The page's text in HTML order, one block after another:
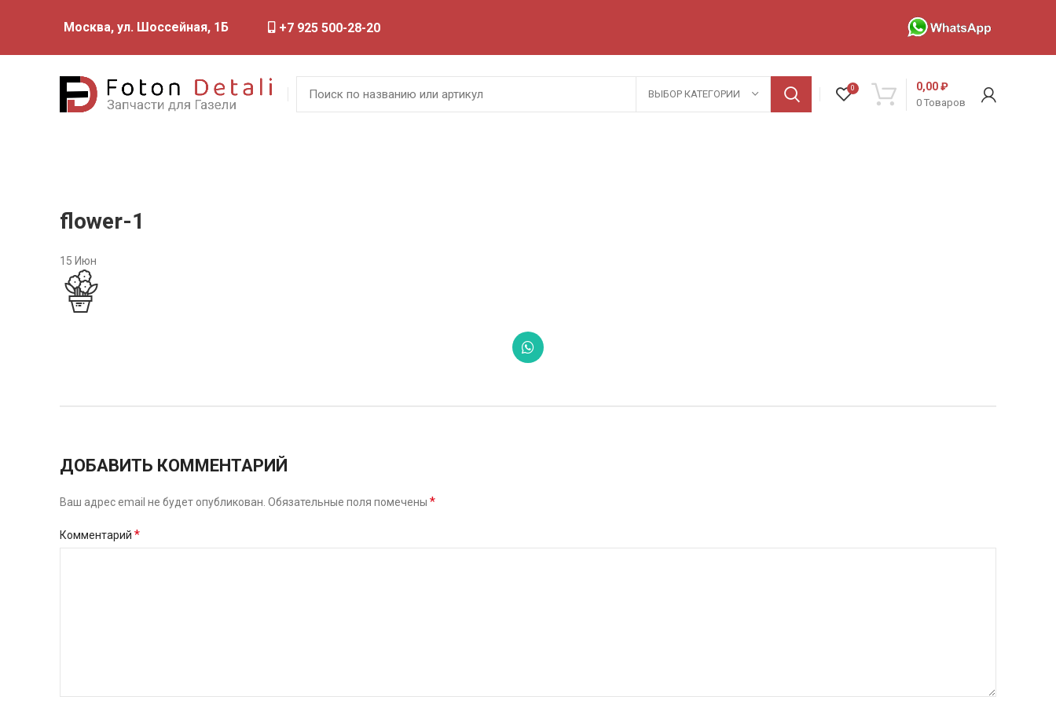
Москва, ул. Шоссейная, 1Б +7 925 500-28-20
ВЫБОР КАТЕГОРИИ 0
0 Товаров
0,00₽
flower-1
15 Июн
ДОБАВИТЬ КОММЕНТАРИЙ
Ваш адрес email не будет опубликован. Обязательные поля помечены *
Комментарий *